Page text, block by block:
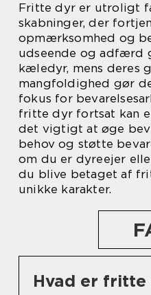
Fritte dyr er utroligt
skabninger, der
opmærksomhed og
udseende og adfærd
kæledyr, mens deres
mangfoldighed gør
fokus for
fritte dyr fortsat kan
det vigtigt at øge
behov og støtte
om du er dyreejer
du blive betaget af
unikke karakter.
Hvad er fritte